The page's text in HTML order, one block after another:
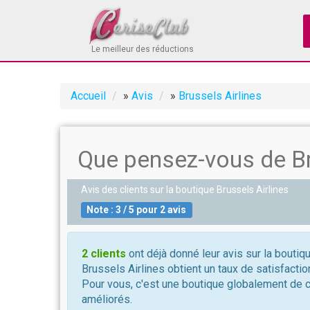
Le meilleur des réductions
Accueil » Avis » Brussels Airlines
Que pensez-vous de
Avis des clients sur la boutique Brussels Airlines
Note :3 /5 pour 2avis
2 clients ont déjà donné leur avis sur la
Brussels Airlines obtient un taux de
Pour vous, c'est une boutique globalement
améliorés.